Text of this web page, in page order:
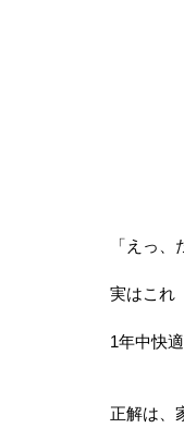
「えっ
実はこれ
1年中快
正解は、